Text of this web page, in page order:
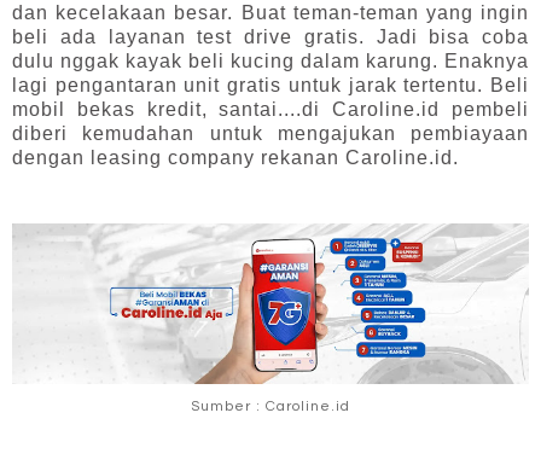
dan kecelakaan besar. Buat teman-teman yang ingin
beli ada layanan test drive gratis. Jadi bisa coba
dulu nggak kayak beli kucing dalam karung. Enaknya
lagi pengantaran unit gratis untuk jarak tertentu. Beli
mobil bekas kredit, santai....di Caroline.id pembeli
diberi kemudahan untuk mengajukan pembiayaan
dengan leasing company rekanan Caroline.id.
Sumber : Caroline.id